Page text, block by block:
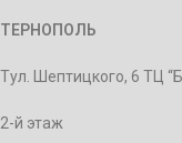
ТЕРНОПОЛЬ
Тул. Шептицкого, 6 ТЦ
2-й этаж